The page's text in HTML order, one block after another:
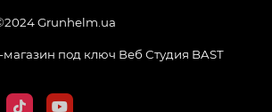
Grunhelm.ua
магазин под ключ Веб Студия BAST